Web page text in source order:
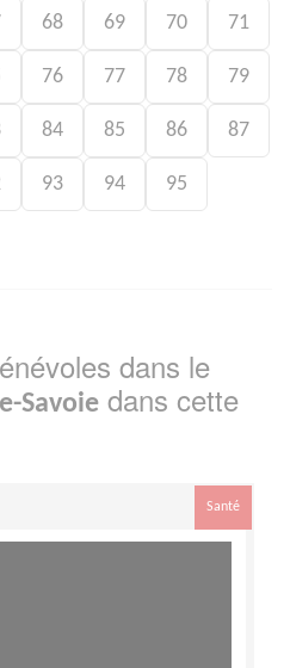
68 69 70 71
76 77 78 79
84 85 86 87
93 94 95
dans le
Savoie dans cette
Santé